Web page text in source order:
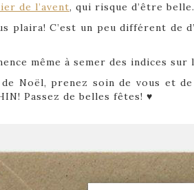
de l’avent, qui risque d’être
plaira! C’est un peu différent de
même à semer des indices sur
Noël, prenez soin de vous et
Passez de belles fêtes! ♥